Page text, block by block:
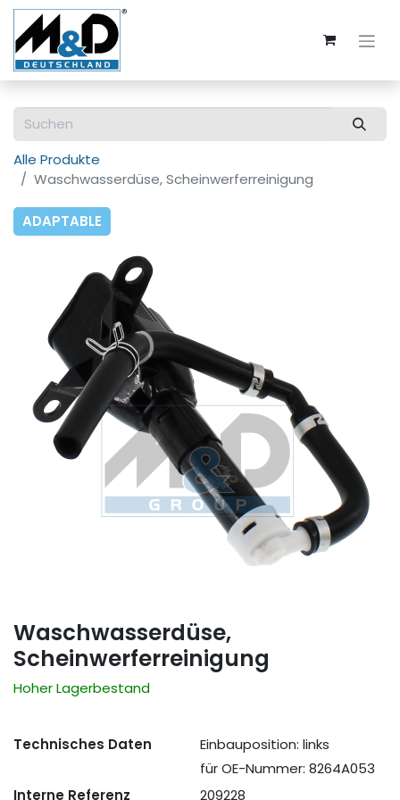
Alle Produkte
Waschwasserdüse, Scheinwerferreinigung
ADAPTABLE
Waschwasserdüse,
Scheinwerferreinigung
Hoher Lagerbestand
Technisches Daten
Einbauposition: links
für OE-Nummer: 8264A053
Interne Referenz
209228